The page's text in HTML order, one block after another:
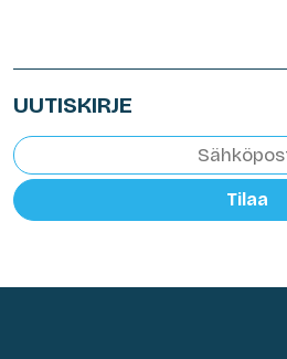
UUTISKIRJE
Tilaa